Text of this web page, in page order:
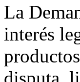
La
interés
disputa,